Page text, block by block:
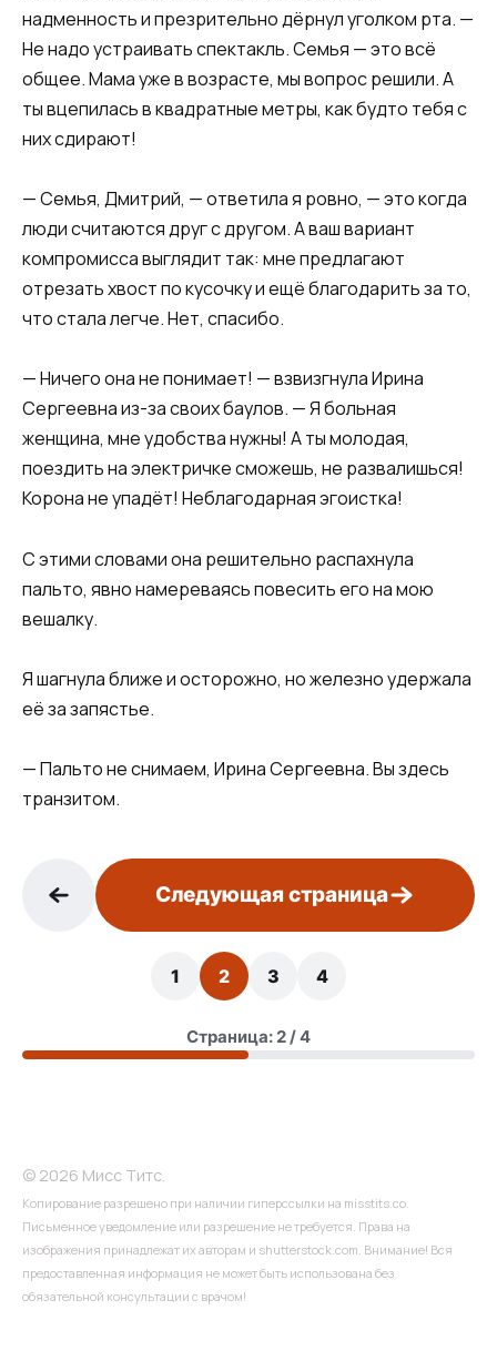
надменность и презрительно дёрнул уголком рта. —
Не надо устраивать спектакль. Семья — это всё
общее. Мама уже в возрасте, мы вопрос решили. А
ты вцепилась в квадратные метры, как будто тебя с
них сдирают!
— Семья, Дмитрий, — ответила я ровно, — это когда
люди считаются друг с другом. А ваш вариант
компромисса выглядит так: мне предлагают
отрезать хвост по кусочку и ещё благодарить за то,
что стала легче. Нет, спасибо.
— Ничего она не понимает! — взвизгнула Ирина
Сергеевна из-за своих баулов. — Я больная
женщина, мне удобства нужны! А ты молодая,
поездить на электричке сможешь, не развалишься!
Корона не упадёт! Неблагодарная эгоистка!
С этими словами она решительно распахнула
пальто, явно намереваясь повесить его на мою
вешалку.
Я шагнула ближе и осторожно, но железно удержала
её за запястье.
— Пальто не снимаем, Ирина Сергеевна. Вы здесь
транзитом.
Следующая страница
1 2 3 4
Страница: 2 / 4
© 2026 Мисс Титс.
Копирование разрешено при наличии гиперссылки на misstits.co.
Письменное уведомление или разрешение не требуется. Права на
изображения принадлежат их авторам и shutterstock.com. Внимание! Вся
предоставленная информация не может быть использована без
обязательной консультации с врачом!